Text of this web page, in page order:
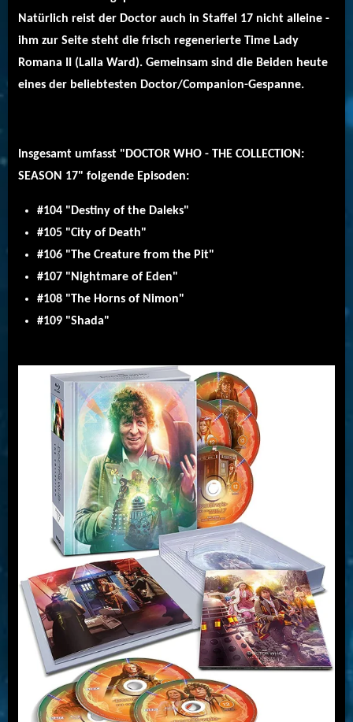
Natürlich reist der Doctor auch in Staffel 17 nicht alleine -
ihm zur Seite steht die frisch regenerierte Time Lady
Romana II (Lalla Ward). Gemeinsam sind die Beiden heute
eines der beliebtesten Doctor/Companion-Gespanne.
Insgesamt umfasst "DOCTOR WHO - THE COLLECTION:
SEASON 17" folgende Episoden:
#104 "Destiny of the Daleks"
#105 "City of Death"
#106 "The Creature from the Pit"
#107 "Nightmare of Eden"
#108 "The Horns of Nimon"
#109 "Shada"